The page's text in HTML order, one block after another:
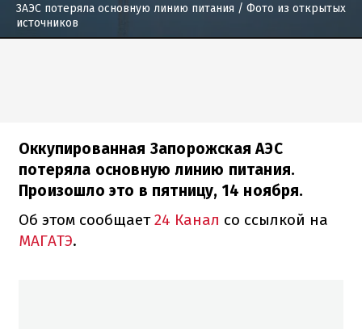
ЗАЭС потеряла основную линию питания / Фото из открытых
источников
Оккупированная Запорожская АЭС
потеряла основную линию питания.
Произошло это в пятницу, 14 ноября.
Об этом сообщает24 Канал со ссылкой на
МАГАТЭ.